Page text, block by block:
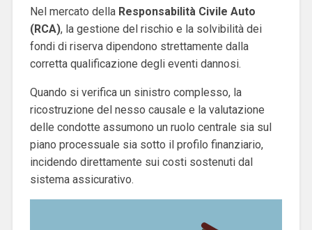
Nel mercato della Responsabilità Civile Auto
(RCA), la gestione del rischio e la solvibilità dei
fondi di riserva dipendono strettamente dalla
corretta qualificazione degli eventi dannosi.
Quando si verifica un sinistro complesso, la
ricostruzione del nesso causale e la valutazione
delle condotte assumono un ruolo centrale sia sul
piano processuale sia sotto il profilo finanziario,
incidendo direttamente sui costi sostenuti dal
sistema assicurativo.